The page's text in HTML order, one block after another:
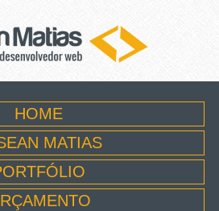
HOME
MATIAS